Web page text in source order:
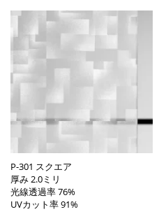
P-301 スクエア
厚み 2.0ミリ
光線透過率 76%
UVカット率 91%